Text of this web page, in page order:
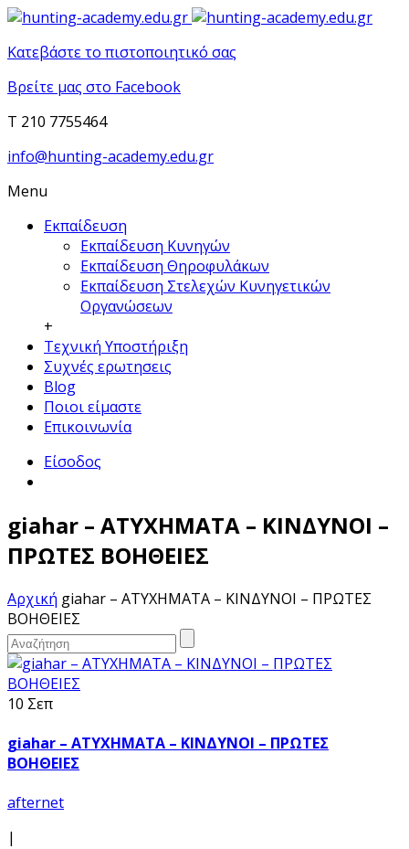
Κατεβάστε το πιστοποιητικό σας
Βρείτε μας στο Facebook
T 210 7755464
info@hunting-academy.edu.gr
Menu
Εκπαίδευση
Εκπαίδευση Κυνηγών
Εκπαίδευση Θηροφυλάκων
Εκπαίδευση Στελεχών Κυνηγετικών
Οργανώσεων
+
Τεχνική Υποστήριξη
Συχνές ερωτησεις
Blog
Ποιοι είμαστε
Επικοινωνία
Είσοδος
giahar – ΑΤΥΧΗΜΑΤΑ – ΚΙΝΔΥΝΟΙ –
ΠΡΩΤΕΣ ΒΟΗΘΕΙΕΣ
Αρχική giahar – ΑΤΥΧΗΜΑΤΑ – ΚΙΝΔΥΝΟΙ – ΠΡΩΤΕΣ
ΒΟΗΘΕΙΕΣ
10 Σεπ
giahar – ΑΤΥΧΗΜΑΤΑ – ΚΙΝΔΥΝΟΙ – ΠΡΩΤΕΣ
ΒΟΗΘΕΙΕΣ
afternet
|